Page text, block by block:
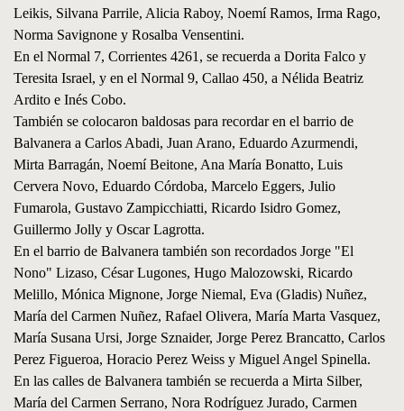
Leikis, Silvana Parrile, Alicia Raboy, Noemí Ramos, Irma Rago,
Norma Savignone y Rosalba Vensentini.
En el Normal 7, Corrientes 4261, se recuerda a Dorita Falco y
Teresita Israel, y en el Normal 9, Callao 450, a Nélida Beatriz
Ardito e Inés Cobo.
También se colocaron baldosas para recordar en el barrio de
Balvanera a Carlos Abadi, Juan Arano, Eduardo Azurmendi,
Mirta Barragán, Noemí Beitone, Ana María Bonatto, Luis
Cervera Novo, Eduardo Córdoba, Marcelo Eggers, Julio
Fumarola, Gustavo Zampicchiatti, Ricardo Isidro Gomez,
Guillermo Jolly y Oscar Lagrotta.
En el barrio de Balvanera también son recordados Jorge "El
Nono" Lizaso, César Lugones, Hugo Malozowski, Ricardo
Melillo, Mónica Mignone, Jorge Niemal, Eva (Gladis) Nuñez,
María del Carmen Nuñez, Rafael Olivera, María Marta Vasquez,
María Susana Ursi, Jorge Sznaider, Jorge Perez Brancatto, Carlos
Perez Figueroa, Horacio Perez Weiss y Miguel Angel Spinella.
En las calles de Balvanera también se recuerda a Mirta Silber,
María del Carmen Serrano, Nora Rodríguez Jurado, Carmen